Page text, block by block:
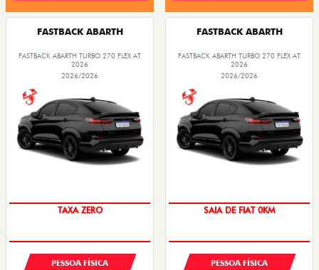
FASTBACK ABARTH
FASTBACK ABARTH TURBO 270 FLEX AT
2026
2026/2026
SAIA DE FIAT 0KM
PESSOA FÍSICA
FASTBACK ABARTH
FASTBACK ABARTH TURBO 270 FLEX AT
2026
2026/2026
PREÇO IMPERDÍVEL
PESSOA FÍSICA